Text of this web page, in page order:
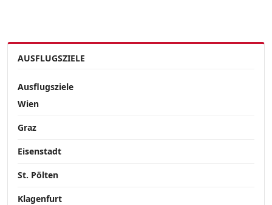
AUSFLUGSZIELE
Ausflugsziele
Wien
Graz
Eisenstadt
St. Pölten
Klagenfurt